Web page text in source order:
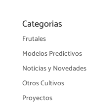
Categorias
Frutales
Modelos Predictivos
Noticias y Novedades
Otros Cultivos
Proyectos